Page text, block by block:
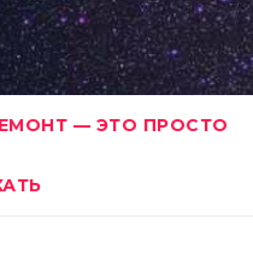
— ЭТО ПРОСТО